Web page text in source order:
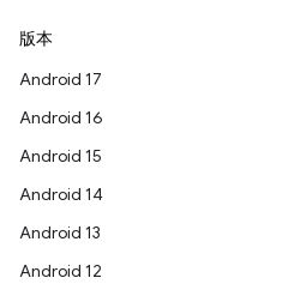
版本
Android 17
Android 16
Android 15
Android 14
Android 13
Android 12